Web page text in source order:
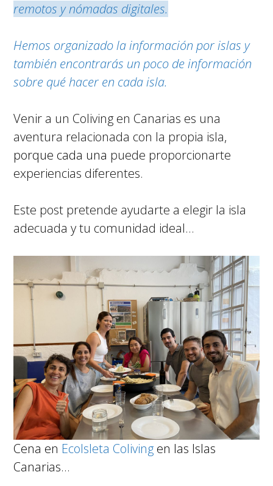
remotos y nómadas digitales.
Hemos organizado la información por islas y
también encontrarás un poco de información
sobre qué hacer en cada isla.
Venir a un Coliving en Canarias es una
aventura relacionada con la propia isla,
porque cada una puede proporcionarte
experiencias diferentes.
Este post pretende ayudarte a elegir la isla
adecuada y tu comunidad ideal…
Cena en EcoIsleta Coliving en las Islas
Canarias…